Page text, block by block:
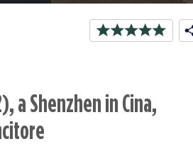
a Shenzhen in Cina,